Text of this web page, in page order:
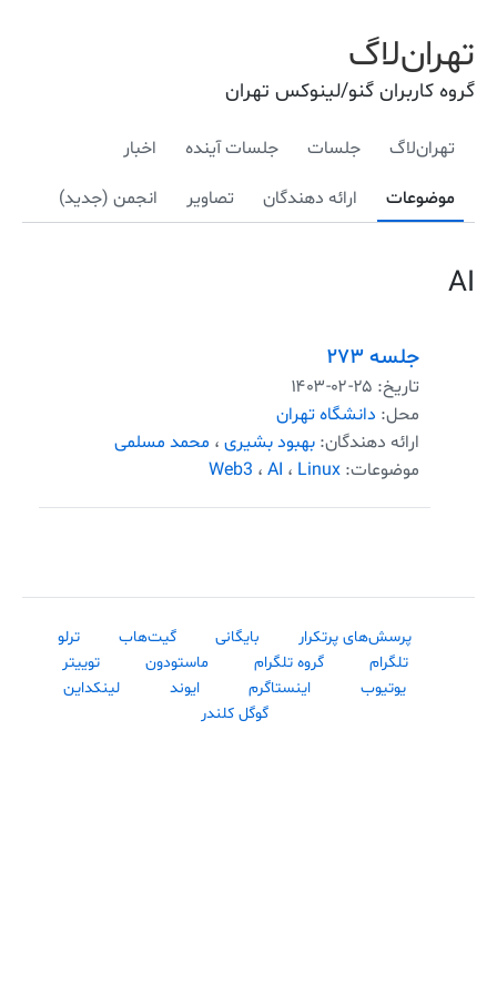
تهران‌لاگ
گروه کاربران گنو/لینوکس تهران
تهران‌لاگ جلسات جلسات آینده اخبار
موضوعات ارائه دهندگان تصاویر انجمن (جدید)
AI
جلسه ۲۷۳
تاریخ: ۱۴۰۳-۰۲-۲۵
محل: دانشگاه تهران
ارائه دهندگان: بهبود بشیری ، محمد مسلمی
موضوعات:
Web3 ، AI ، Linux
پرسش‌های پرتکرار بایگانی گیت‌هاب
ترلو
تلگرام
گروه تلگرام ماستودون
توییتر
یوتیوب
اینستاگرم ایوند
لینکداین
گوگل کلندر